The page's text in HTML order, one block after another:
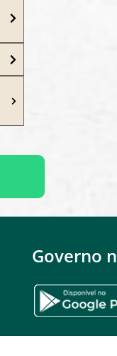
Governo